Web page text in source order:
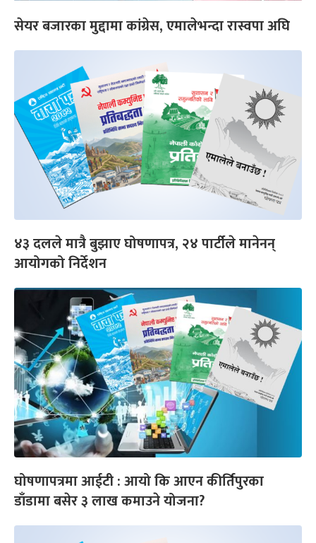
सेयर बजारका मुद्दामा कांग्रेस, एमालेभन्दा रास्वपा अघि
४३ दलले मात्रै बुझाए घोषणापत्र, २४ पार्टीले मानेनन्
आयोगको निर्देशन
घोषणापत्रमा आईटी : आयो कि आएन कीर्तिपुरका
डाँडामा बसेर ३ लाख कमाउने योजना?